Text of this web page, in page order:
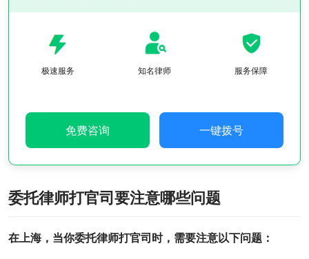
极速服务 知名律师 服务保障
免费咨询 一键拨号
委托律师打官司要注意哪些问题
在上海，当你委托律师打官司时，需要注意以下问题：